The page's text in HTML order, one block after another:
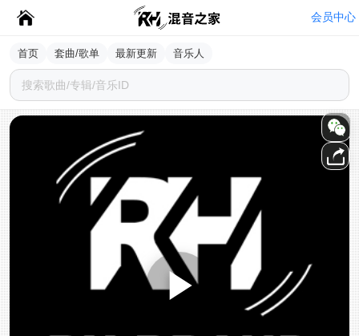
会员中心
首页 套曲/歌单 最新更新 音乐人